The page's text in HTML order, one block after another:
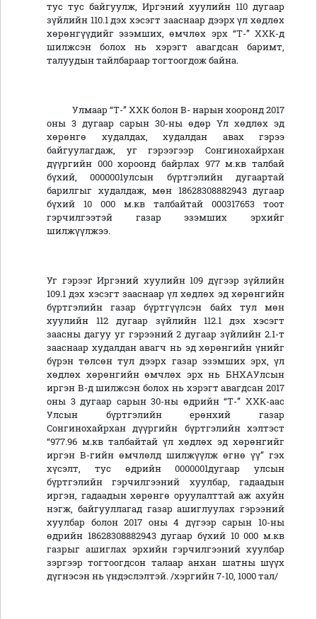
тус тус байгуулж, Иргэний хуулийн 110 дугаар
зүйлийн 110.1 дэх хэсэгт зааснаар дээрх үл хөдлөх
хөрөнгүүдийг эзэмших, өмчлөх эрх “Т-” ХХК-д
шилжсэн болох нь хэрэгт авагдсан баримт,
талуудын тайлбараар тогтоогдож байна.
Улмаар “Т-” ХХК болон В- нарын хооронд 2017
оны 3 дугаар сарын 30-ны өдөр Үл хөдлөх эд
хөрөнгө худалдах, худалдан авах гэрээ
байгуулагдаж, уг гэрээгээр Сонгинохайрхан
дүүргийн 000 хороонд байрлах 977 м.кв талбай
бүхий, 0000001улсын бүртгэлийн дугаартай
барилгыг худалдаж, мөн 18628308882943 дугаар
бүхий 10 000 м.кв талбайтай 000317653 тоот
гэрчилгээтэй газар эзэмших эрхийг
шилжүүлжээ.
Уг гэрээг Иргэний хуулийн 109 дүгээр зүйлийн
109.1 дэх хэсэгт зааснаар үл хөдлөх эд хөрөнгийн
бүртгэлийн газар бүртгүүлсэн байх тул мөн
хуулийн 112 дугаар зүйлийн 112.1 дэх хэсэгт
заасны дагуу уг гэрээний 2 дугаар зүйлийн 2.1-т
зааснаар худалдан авагч нь эд хөрөнгийн үнийг
бүрэн төлсөн тул дээрх газар эзэмших эрх, үл
хөдлөх хөрөнгийн өмчлөх эрх нь БНХАУлсын
иргэн В-д шилжсэн болох нь хэрэгт авагдсан 2017
оны 3 дугаар сарын 30-ны өдрийн “Т-” ХХК-аас
Улсын бүртгэлийн ерөнхий газар
Сонгинохайрхан дүүргийн бүртгэлийн хэлтэст
“977.96 м.кв талбайтай үл хөдлөх эд хөрөнгийг
иргэн В-гийн өмчлөлд шилжүүлж өгнө үү” гэх
хүсэлт, тус өдрийн 0000001дугаар улсын
бүртгэлийн гэрчилгээний хуулбар, гадаадын
иргэн, гадаадын хөрөнгө оруулалттай аж ахуйн
нэгж, байгууллагад газар ашиглуулах гэрээний
хуулбар болон 2017 оны 4 дүгээр сарын 10-ны
өдрийн 18628308882943 дугаар бүхий 10 000 м.кв
газрыг ашиглах эрхийн гэрчилгээний хуулбар
зэргээр тогтоогдсон талаар анхан шатны шүүх
дүгнэсэн нь үндэслэлтэй. /хэргийн 7-10, 1000 тал/